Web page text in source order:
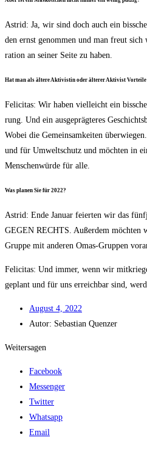
Astrid: Ja, wir sind doch auch ein
den ernst genom­men und man freut
ra­ti­on an sei­ner Sei­te zu haben.
Hat man als älte­re Akti­vis­tin oder älte­rer Akti­vist Vor­tei­le
Feli­ci­tas: Wir haben viel­leicht ein
rung. Und ein aus­ge­präg­te­res
Wobei die Gemein­sam­kei­ten
und für Umwelt­schutz und möch­ten in
Men­schen­wür­de für alle.
Was pla­nen Sie für 2022?
Astrid: Ende Janu­ar fei­er­ten wir das
GEGEN RECHTS. Außer­dem möch­ten
Grup­pe mit ande­ren Omas-Grup­pen
Feli­ci­tas: Und immer, wenn wir
geplant und für uns erreich­bar sind,
August 4, 2022
Autor: Sebas­ti­an Quenzer
Weitersagen
Facebook
Messenger
Twitter
Whatsapp
Email